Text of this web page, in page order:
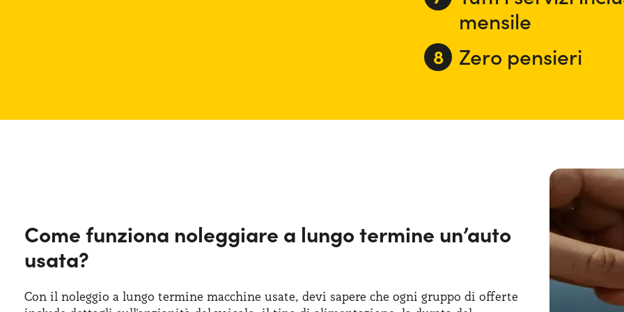
mensile
Zero pensieri
Come funziona noleggiare a lungo termine un’auto
usata?
Con il noleggio a lungo termine macchine usate, devi sapere che ogni gruppo di offerte